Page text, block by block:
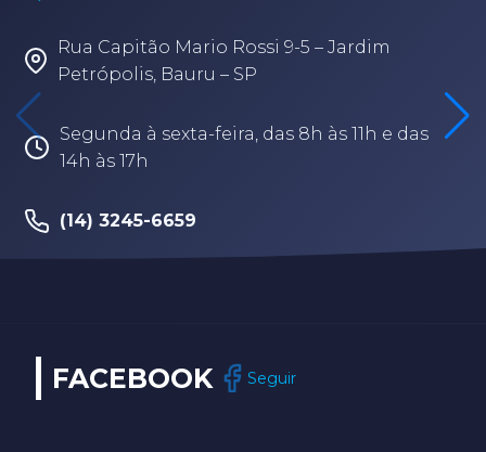
Rua Capitão Mario Rossi 9-5 – Jardim
Petrópolis, Bauru – SP
Segunda à sexta-feira, das 8h às 11h e das
14h às 17h
(14) 3245-6659
FACEBOOK Seguir